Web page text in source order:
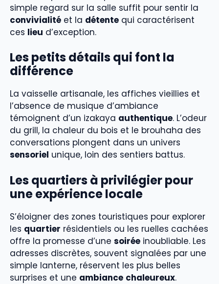
simple regard sur la salle suffit pour sentir la
convivialité et la détente qui caractérisent
ces lieu d’exception.
Les petits détails qui font la
différence
La vaisselle artisanale, les affiches vieillies et
l’absence de musique d’ambiance
témoignent d’un izakaya authentique. L’odeur
du grill, la chaleur du bois et le brouhaha des
conversations plongent dans un univers
sensoriel unique, loin des sentiers battus.
Les quartiers à privilégier pour
une expérience locale
S’éloigner des zones touristiques pour explorer
les quartier résidentiels ou les ruelles cachées
offre la promesse d’une soirée inoubliable. Les
adresses discrètes, souvent signalées par une
simple lanterne, réservent les plus belles
surprises et une ambiance chaleureux.